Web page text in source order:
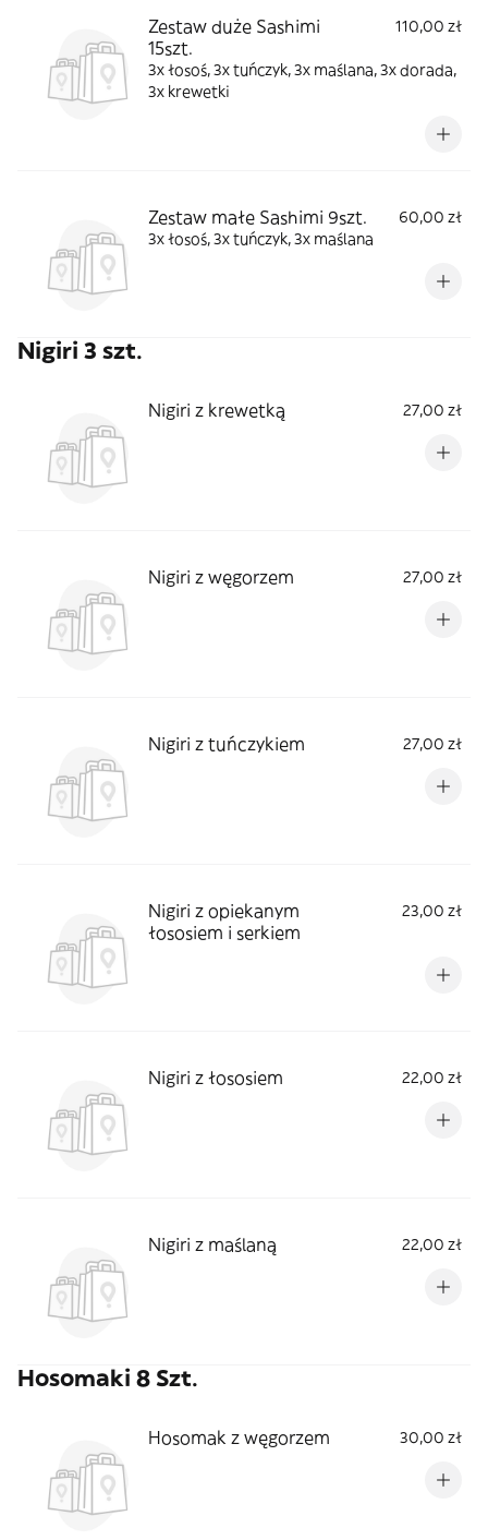
Zestaw duże Sashimi
15szt.
110,00 zł
3x łosoś, 3x tuńczyk, 3x maślana, 3x dorada,
3x krewetki
Zestaw małe Sashimi 9szt.
60,00 zł
3x łosoś, 3x tuńczyk, 3x maślana
Nigiri 3 szt.
Nigiri z krewetką 27,00 zł
Nigiri z węgorzem 27,00 zł
Nigiri z tuńczykiem 27,00 zł
Nigiri z opiekanym
łososiem i serkiem
23,00 zł
Nigiri z łososiem 22,00 zł
Nigiri z maślaną 22,00 zł
Hosomaki 8 Szt.
Hosomak z węgorzem 30,00 zł